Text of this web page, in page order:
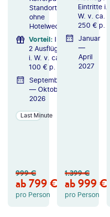
Standortrundreise
ohne
Hotelwechsel
Vorteil: Inkl.
2 Ausflügen
i. W. v. ca.
100 € p. P.
September
— Oktober
2026
Last Minute
999€
ab799€
pro Person
GE
B
OT
Eintritte i.
W. v. ca.
250 € p. P.
Januar
—
April
2027
1.399€
ab999€
pro Person